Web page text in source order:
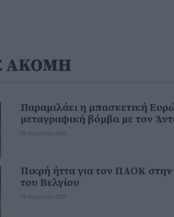
ΑΚΟΜΗ
Παραμιλάει η μπασκετική
μεταγραφική βόμβα με τον
06 Αυγούστου 2026
Πικρή ήττα για τον ΠΑΟΚ
του Βελγίου
06 Αυγούστου 2026